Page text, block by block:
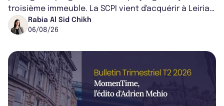
troisième immeuble. La SCPI vient d'acquérir à Leiria,
dans le centre du pays, un établis...
Rabia Al Sid Chikh
06/08/26